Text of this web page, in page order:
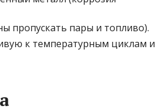
пропускать пары и топливо).
к температурным циклам и